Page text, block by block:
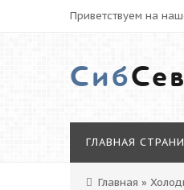
Приветствуем на
Сиб
ГЛАВНАЯ
Главная »